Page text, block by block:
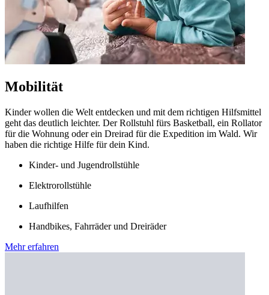
Mobilität
Kinder wollen die Welt entdecken und mit dem richtigen Hilfsmittel
geht das deutlich leichter. Der Rollstuhl fürs Basketball, ein Rollator
für die Wohnung oder ein Dreirad für die Expedition im Wald. Wir
haben die richtige Hilfe für dein Kind.
Kinder- und Jugendrollstühle
Elektrorollstühle
Laufhilfen
Handbikes, Fahrräder und Dreiräder
Mehr erfahren